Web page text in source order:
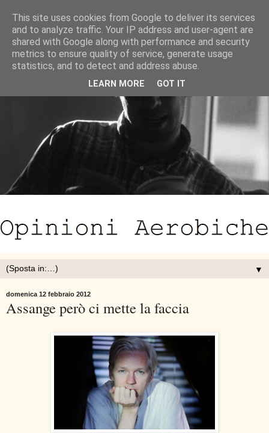
▼
domenica 12 febbraio 2012
Assange però ci mette la faccia
This site uses cookies from Google to deliver its services
and to analyze traffic. Your IP address and user-agent are
shared with Google along with performance and security
metrics to ensure quality of service, generate usage
statistics, and to detect and address abuse.
LEARN MORE GOT IT